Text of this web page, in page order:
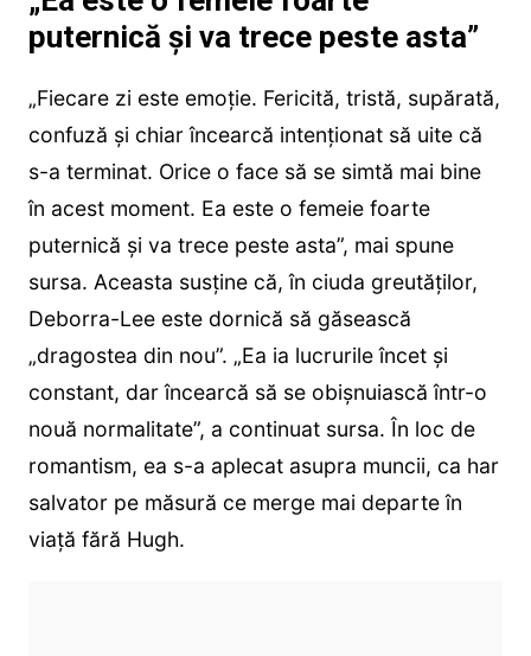
puternică și va trece peste asta”
„Fiecare zi este emoție. Fericită, tristă, supărată,
confuză și chiar încearcă intenționat să uite că
s-a terminat. Orice o face să se simtă mai bine
în acest moment. Ea este o femeie foarte
puternică și va trece peste asta”, mai spune
sursa. Aceasta susține că, în ciuda greutăților,
Deborra-Lee este dornică să găsească
„dragostea din nou”. „Ea ia lucrurile încet și
constant, dar încearcă să se obișnuiască într-o
nouă normalitate”, a continuat sursa. În loc de
romantism, ea s-a aplecat asupra muncii, ca har
salvator pe măsură ce merge mai departe în
viață fără Hugh.